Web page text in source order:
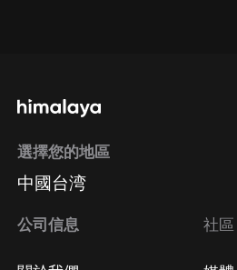
選擇您的地區
中國台湾
公司信息 社區